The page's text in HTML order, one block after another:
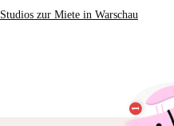
Studios zur Miete in Warschau